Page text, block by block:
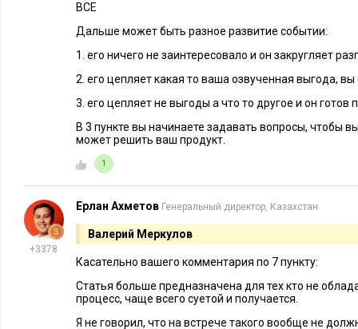
ВСЕ
Дальше может быть разное развитие событии:
1. его ничего не заинтересовало и он закругляет
2. его цепляет какая то ваша озвученная выгода, вы
3. его цепляет не выгоды а что то другое и он
В 3 пункте вы начинаете задавать вопросы, чтобы
может решить ваш продукт.
1
+3378
Ерлан Ахметов Генеральный директор, Казахстан
Валерий Меркулов
Касательно вашего комментария по 7 пункту:
Статья больше предназначена для тех кто не
процесс, чаще всего суетой и получается.
Я не говорил, что на встрече такого вообще не